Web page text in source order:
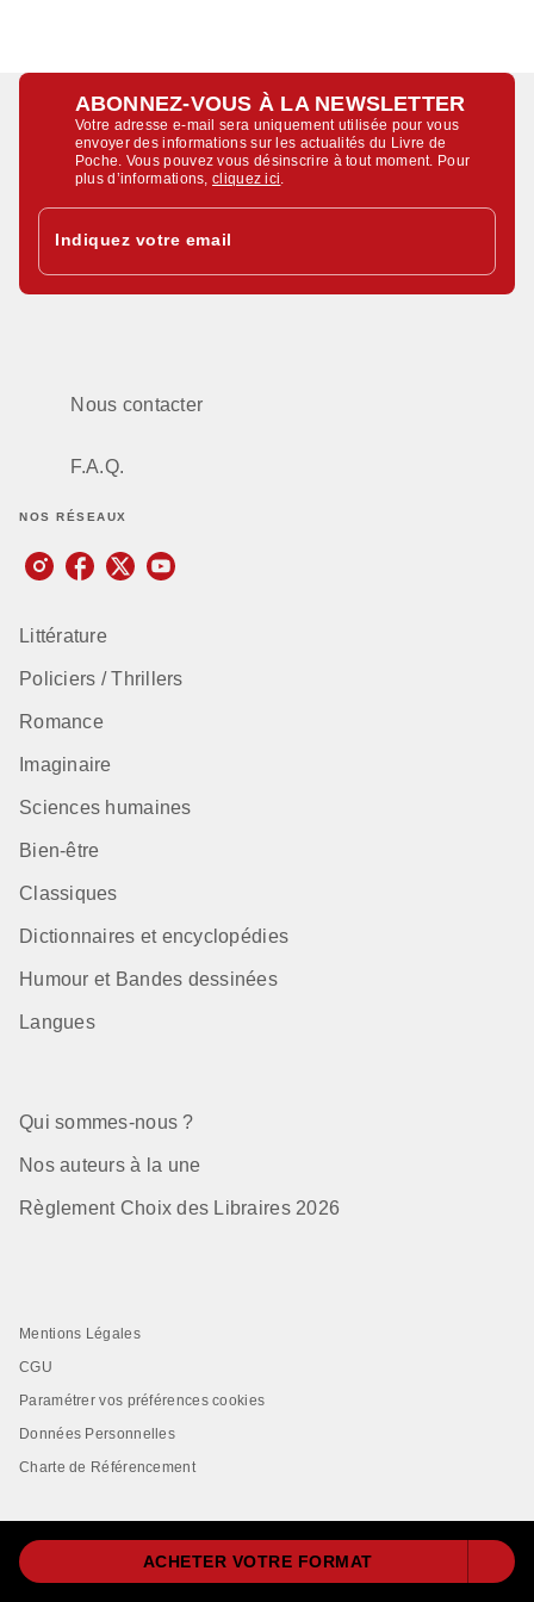
ACHETER VOTRE FORMAT
ABONNEZ-VOUS À LA NEWSLETTER
Votre adresse e-mail sera uniquement utilisée pour vous
envoyer des informations sur les actualités du Livre de
Poche. Vous pouvez vous désinscrire à tout moment. Pour
plus d’informations,cliquez ici
Indiquez votre email
Nous contacter
F.A.Q.
NOS RÉSEAUX
Littérature
Policiers / Thrillers
Romance
Imaginaire
Sciences humaines
Bien-être
Classiques
Dictionnaires et encyclopédies
Humour et Bandes dessinées
Langues
Qui sommes-nous ?
Nos auteurs à la une
Règlement Choix des Libraires 2026
Mentions Légales
CGU
Paramétrer vos préférences cookies
Données Personnelles
Charte de Référencement